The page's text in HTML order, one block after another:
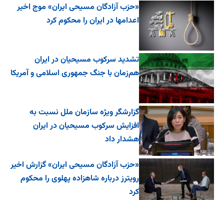
«حزب آزادگان مسیحی ایران» موج اخیر
اعدامها در ایران را محکوم کرد
تشدید سرکوب مسیحیان در ایران
هم‌زمان با جنگ جمهوری اسلامی و آمریکا
گزارشگر ویژه سازمان ملل نسبت به
افزایش سرکوب مسیحیان در ایران
هشدار داد
«حزب آزادگان مسیحی ایران» گزارش اخیر
رویترز درباره شاهزاده پهلوی را محکوم
کرد